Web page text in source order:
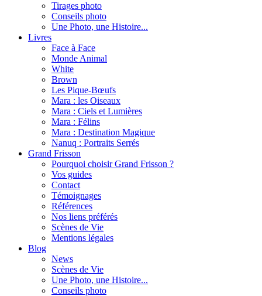
Tirages photo
Conseils photo
Une Photo, une Histoire...
Livres
Face à Face
Monde Animal
White
Brown
Les Pique-Bœufs
Mara : les Oiseaux
Mara : Ciels et Lumières
Mara : Félins
Mara : Destination Magique
Nanuq : Portraits Serrés
Grand Frisson
Pourquoi choisir Grand Frisson ?
Vos guides
Contact
Témoignages
Références
Nos liens préférés
Scènes de Vie
Mentions légales
Blog
News
Scènes de Vie
Une Photo, une Histoire...
Conseils photo